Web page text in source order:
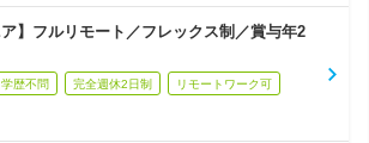
ア】フルリモート／フレックス制／賞与年2
学歴不問 完全週休2日制 リモートワーク可